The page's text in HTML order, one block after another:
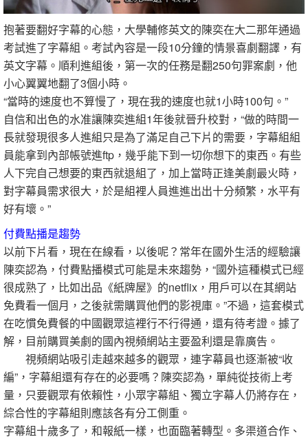
抱著要翻好字幕的心態，大學輔修英文的陳奕在大二那年通過
考試進了字幕組。考試內容是一段10分鐘的情景喜劇翻譯，有
英文字幕。順利進組後，第一次的任務是翻250句罪案劇，他
小心翼翼地翻了3個小時。
“當時的速度也不算慢了，現在我的速度也就1小時100句。”
自信和出色的水准讓陳奕進組1年後就晉升校對，“做的時間一
長就發現很多人進組只是為了滿足自己下片的需要，字幕組組
員能拿到內部帳號進ftp，幾乎能下到一切你想下的東西。有些
人下完自己想要的東西就退組了，加上當時正逢美劇最火時，
對字幕員需求很大，於是組裡人員進進出出十分頻繁，水平有
好有壞。”
付費點播是趨勢
以前下片看，現在在線看，以後呢？常年在國外生活的經驗讓
陳奕認為，付費點播模式可能是未來趨勢，“國外這種模式已經
很成熟了，比如出品《紙牌屋》的netflix，用戶可以在其網站
免費看一個月，之後就需購買他們的影視庫。”不過，這套模式
在吃慣免費餐的中國觀眾這裡行不行得通，還有待考證。據了
解，目前購買美劇的國內視頻網站主要盈利還是靠廣告。
視頻網站吸引走越來越多的觀眾，連字幕員也逐漸被“收
編”，字幕組還有存在的必要嗎？陳奕認為，單純從技術上考
量，只要觀眾有依賴性，小眾字幕組、獨立字幕人仍將存在，
綜合性的字幕組則應該各有分工側重。
字幕組十歲多了，和報紙一樣，也面臨著轉型。多渠道合作、